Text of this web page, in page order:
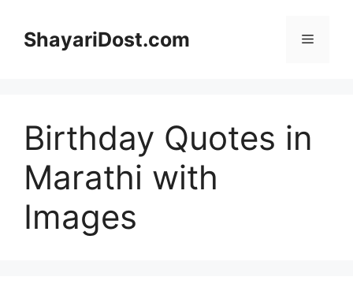
contentShayariDost.com Menu
Birthday Quotes in
Marathi with
Images